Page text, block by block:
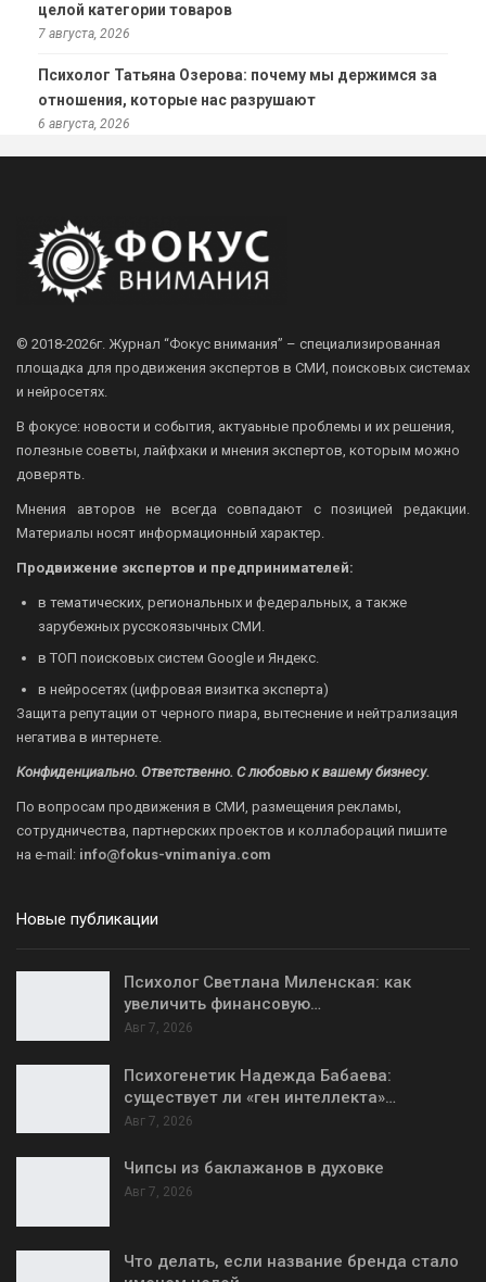
целой категории товаров
7 августа, 2026
Психолог Татьяна Озерова: почему мы держимся за
отношения, которые нас разрушают
6 августа, 2026
© 2018-2026г. Журнал “Фокус внимания” – специализированная
площадка для продвижения экспертов в СМИ, поисковых системах
и нейросетях.
В фокусе: новости и события, актуаьные проблемы и их решения,
полезные советы, лайфхаки и мнения экспертов, которым можно
доверять.
Мнения авторов не всегда совпадают с позицией редакции.
Материалы носят информационный характер.
Продвижение экспертов и предпринимателей:
в тематических, региональных и федеральных, а также
зарубежных русскоязычных СМИ.
в ТОП поисковых систем Google и Яндекс.
в нейросетях (цифровая визитка эксперта)
Защита репутации от черного пиара, вытеснение и нейтрализация
негатива в интернете.
Конфиденциально. Ответственно. С любовью к вашему бизнесу.
По вопросам продвижения в СМИ, размещения рекламы,
сотрудничества, партнерских проектов и коллабораций пишите
на e-mail: info@fokus-vnimaniya.com
Новые публикации
Психолог Светлана Миленская: как
увеличить финансовую…
Авг 7, 2026
Психогенетик Надежда Бабаева:
существует ли «ген интеллекта»…
Авг 7, 2026
Чипсы из баклажанов в духовке
Авг 7, 2026
Что делать, если название бренда стало